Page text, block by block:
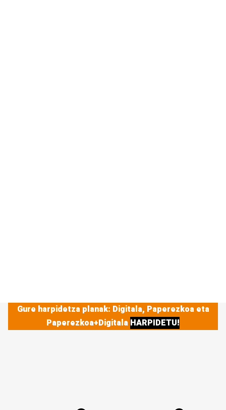
Gure harpidetza planak: Digitala, Paperezkoa eta
Paperezkoa+Digitala HARPIDETU!